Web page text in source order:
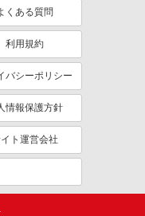
くある質問
利用規約
バシーポリシー
情報保護方針
ト運営会社